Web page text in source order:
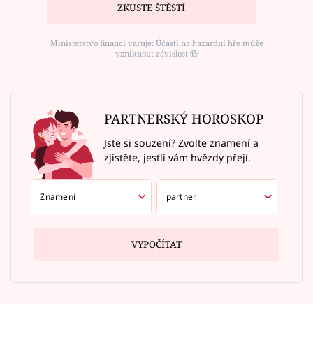
ZKUSTE ŠTĚSTÍ
Ministerstvo financí varuje: Účastí na hazardní hře může
vzniknout závislost ⑱
PARTNERSKÝ HOROSKOP
Jste si souzení? Zvolte znamení a
zjistěte, jestli vám hvězdy přejí.
VYPOČÍTAT